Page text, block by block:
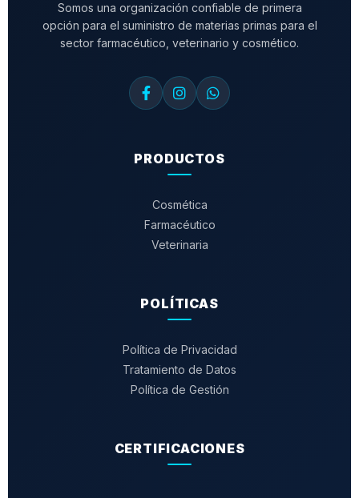
Somos una organización confiable de primera
opción para el suministro de materias primas para el
sector farmacéutico, veterinario y cosmético.
PRODUCTOS
Cosmética
Farmacéutico
Veterinaria
POLÍTICAS
Política de Privacidad
Tratamiento de Datos
Política de Gestión
CERTIFICACIONES